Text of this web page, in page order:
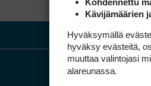
Kävijämäärien
Hyväksymällä
hyväksy evästeitä,
muuttaa valintojasi
alareunassa.